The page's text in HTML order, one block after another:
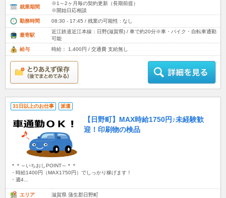
就業期間
※1～2ヶ月毎の契約更新（長期前提）
※開始日応相談
勤務時間
08:30 - 17:45 / 残業の可能性 : なし
最寄駅
近江鉄道近江本線：日野(滋賀県) / 車で約20分※車・バイク・自転車通勤
可能
給与
時給： 1,400円 / 交通費 支給無し
31日以上のお仕事 派遣
【日野町】MAX時給1750円♪未経験歓
迎！印刷物の検品
＊＊～いちおしPOINT～＊＊
・時給1400円（MAX1750円）でしっかり稼げます！
・週4...
エリア 滋賀県 蒲生郡日野町